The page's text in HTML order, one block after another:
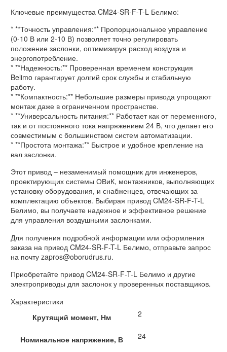
Ключевые преимущества CM24-SR-F-T-L Белимо:
* **Точность управления:** Пропорциональное управление
(0-10 В или 2-10 В) позволяет точно регулировать
положение заслонки, оптимизируя расход воздуха и
энергопотребление.
* **Надежность:** Проверенная временем конструкция
Belimo гарантирует долгий срок службы и стабильную
работу.
* **Компактность:** Небольшие размеры привода упрощают
монтаж даже в ограниченном пространстве.
* **Универсальность питания:** Работает как от переменного,
так и от постоянного тока напряжением 24 В, что делает его
совместимым с большинством систем автоматизации.
* **Простота монтажа:** Быстрое и удобное крепление на
вал заслонки.
Этот привод – незаменимый помощник для инженеров,
проектирующих системы ОВиК, монтажников, выполняющих
установку оборудования, и снабженцев, отвечающих за
комплектацию объектов. Выбирая привод CM24-SR-F-T-L
Белимо, вы получаете надежное и эффективное решение
для управления воздушными заслонками.
Для получения подробной информации или оформления
заказа на привод CM24-SR-F-T-L Белимо, отправьте запрос
на почту zapros@oborudrus.ru.
Приобретайте привод CM24-SR-F-T-L Белимо и другие
электроприводы для заслонок у проверенных поставщиков.
Характеристики
Крутящий момент, Нм
2
Номинальное напряжение, В 24